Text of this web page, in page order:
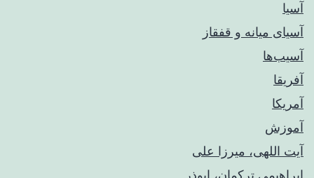
آسیا
آسیای میانه و قفقاز
آسیب‌ها
آفریقا
آمریکا
آموزش
آیت اللهی، میرزا علی
ابراهیمی ترکمان، ابوذر